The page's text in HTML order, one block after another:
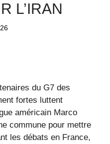
L’IRAN
du G7 des
fortes luttent
américain Marco
commune pour mettre
les débats en France,